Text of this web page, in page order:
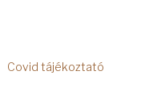
Covid tájékoztató